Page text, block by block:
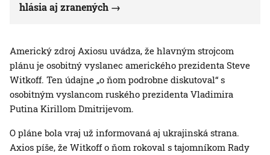
hlásia aj zranených
Americký zdroj Axiosu uvádza, že hlavným strojcom
plánu je osobitný vyslanec amerického prezidenta Steve
Witkoff. Ten údajne „o ňom podrobne diskutoval“ s
osobitným vyslancom ruského prezidenta Vladimira
Putina Kirillom Dmitrijevom.
O pláne bola vraj už informovaná aj ukrajinská strana.
Axios píše, že Witkoff o ňom rokoval s tajomníkom Rady